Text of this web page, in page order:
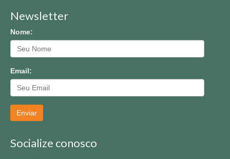
Newsletter
Nome:
Email:
Enviar
Socialize conosco